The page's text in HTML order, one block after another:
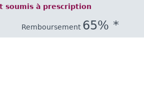
soumis à prescription
Remboursement 65% *